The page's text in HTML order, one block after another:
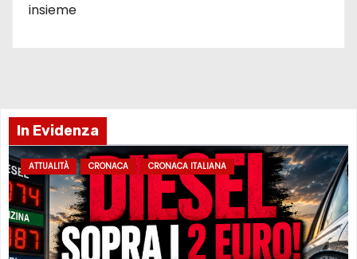
insieme
In Evidenza
ATTUALITÀ CRONACA CRONACA ITALIANA